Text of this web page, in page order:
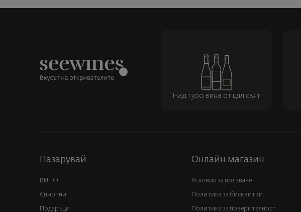
Над 1300 вина от цял свят
Пазарувай
ВИНО
Спиртни
Подаръци
Онлайн магазин
Условия за ползване
Политика за бисквитки
Политика за поверителност